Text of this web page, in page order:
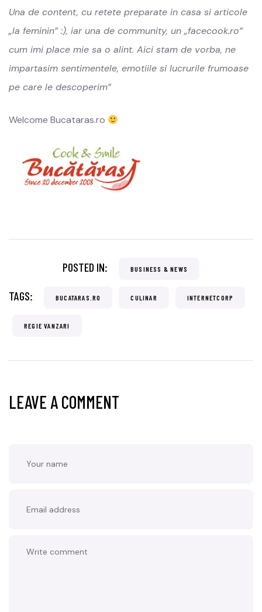
Una de content, cu retete preparate in casa si articole
„la feminin” :), iar una de community, un „facecook.ro”
cum imi place mie sa o alint. Aici stam de vorba, ne
impartasim sentimentele, emotiile si lucrurile frumoase
pe care le descoperim”
Welcome Bucataras.ro
POSTED IN: BUSINESS & NEWS
TAGS: BUCATARAS.RO CULINAR INTERNETCORP
REGIE VANZARI
LEAVE A COMMENT